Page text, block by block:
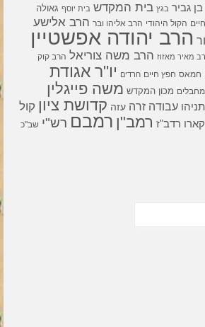
גביר בגץ בית המקדש בית יוסף גאולה
הקול היהודי הרב אליהו ובר הרב אלישע
הרב יהודה אפשטיין
מאיר מאזוז הרב משה צוריאל הרב קוק
חמאס חפץ חיים חרדים יו"ר אגודת
מחבלים מכון המקדש משה פייגלין
עבודה זרה עזה קדושת ציון קול
רדב"ז רמב"ן רמבם רש"י שב"כ